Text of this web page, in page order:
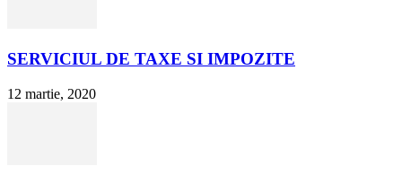
SERVICIUL DE TAXE SI IMPOZITE
12 martie, 2020